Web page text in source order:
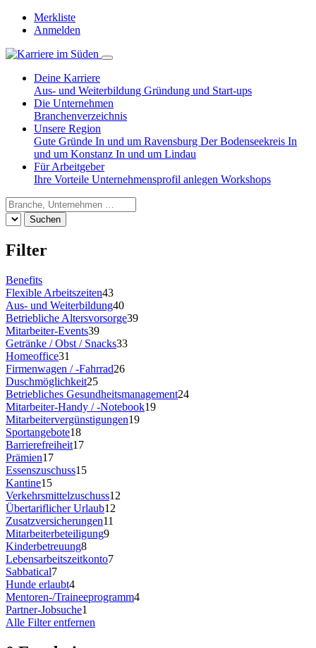
Merkliste
Anmelden
Deine Karriere
Aus- und Weiterbildung Gründung und Start-ups
Die Unternehmen
Branchenverzeichnis
Unsere Region
Gute Gründe In und um Ravensburg Der Bodenseekreis In
und um Konstanz In und um Lindau
Für Arbeitgeber
Ihre Vorteile Unternehmensprofil anlegen Workshops
Suchen
Filter
Benefits
Flexible Arbeitszeiten43
Aus- und Weiterbildung40
Betriebliche Altersvorsorge39
Mitarbeiter-Events39
Getränke / Obst / Snacks33
Homeoffice31
Firmenwagen / -Fahrrad26
Duschmöglichkeit25
Betriebliches Gesundheitsmanagement24
Mitarbeiter-Handy / -Notebook19
Mitarbeitervergünstigungen19
Sportangebote18
Barrierefreiheit17
Prämien17
Essenszuschuss15
Kantine15
Verkehrsmittelzuschuss12
Übertariflicher Urlaub12
Zusatzversicherungen11
Mitarbeiterbeteiligung9
Kinderbetreuung8
Lebensarbeitszeitkonto7
Sabbatical7
Hunde erlaubt4
Mentoren-/Traineeprogramm4
Partner-Jobsuche1
Alle Filter entfernen